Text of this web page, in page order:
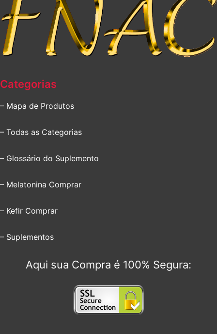
Categorias
– Mapa de Produtos
– Todas as Categorias
– Glossário do Suplemento
– Melatonina Comprar
– Kefir Comprar
– Suplementos
Aqui sua Compra é 100% Segura: